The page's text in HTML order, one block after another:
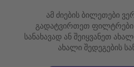
ამ ძიების ბილეთები
გადატვირთეთ ფილტრები
სანახავად ან შეიყვანეთ
ახალი შედეგების